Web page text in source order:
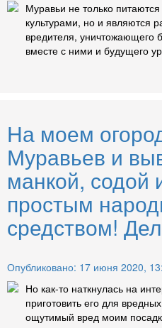
Муравьи не только
культурами, но и являются
вредителя, уничтожающего
вместе с ними и будущего
На моем
Муравьев и
манкой,
простым
средством!
Опубликовано: 17 июня 2020,
Но как-то наткнулась на
приготовить его для
ощутимый вред моим